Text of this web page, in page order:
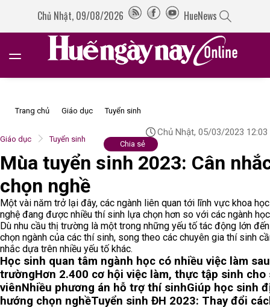
Chủ Nhật, 09/08/2026 HueNews
Trang chủ Giáo dục Tuyển sinh
Giáo dục Tuyển sinh
Chủ Nhật, 05/03/2023 12:03
Chia sẻ
Mùa tuyển sinh 2023: Cân
chọn nghề
Một vài năm trở lại đây, các ngành liên quan tới lĩnh vực khoa
nghệ đang được nhiều thí sinh lựa chọn hơn so với các ngành
Dù nhu cầu thị trường là một trong những yếu tố tác động lớn
chọn ngành của các thí sinh, song theo các chuyên gia thí sinh
nhắc dựa trên nhiều yếu tố khác.
Học sinh quan tâm ngành học có nhiều việc làm
trườngHơn 2.400 cơ hội việc làm, thực tập sinh cho
viênNhiều phương án hỗ trợ thí sinhGiúp học sinh
hướng chọn nghềTuyển sinh ĐH 2023: Thay đổi